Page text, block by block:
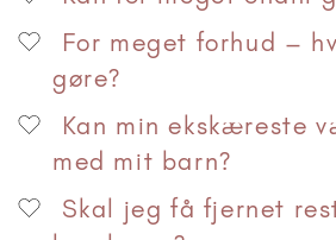
For meget forhud –
gøre?
Kan min ekskæreste
med mit barn?
Skal jeg få fjernet